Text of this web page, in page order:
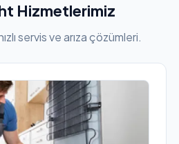
Hizmetlerimiz
servis ve arıza çözümleri.